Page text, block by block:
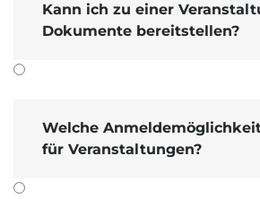
Kann ich zu einer
Dokumente bereitstellen?
Welche
für Veranstaltungen?